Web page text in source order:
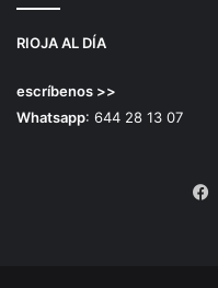
RIOJA AL DÍA
escríbenos >>
Whatsapp: 644 28 13 07